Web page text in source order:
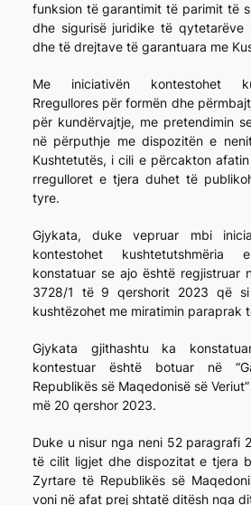
funksion të garantimit të parimit të
dhe sigurisë juridike të qytetarëve
dhe të drejtave të garantuara me
Me iniciativën kontestohet
Rregullores për formën dhe
për kundërvajtje, me pretendimin
në përputhje me dispozitën e
Kushtetutës, i cili e përcakton
rregulloret e tjera duhet të
tyre.
Gjykata, duke vepruar mbi
kontestohet kushtetutshmëria
konstatuar se ajo është regjistruar
3728/1 të 9 qershorit 2023 që
kushtëzohet me miratimin paraprak
Gjykata gjithashtu ka
kontestuar është botuar në
Republikës së Maqedonisë së
më 20 qershor 2023.
Duke u nisur nga neni 52 paragrafi
të cilit ligjet dhe dispozitat e tjera
Zyrtare të Republikës së
voni në afat prej shtatë ditësh nga